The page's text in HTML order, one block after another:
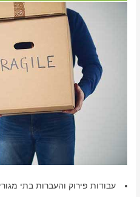
עבודות פירוק והעברות בתי